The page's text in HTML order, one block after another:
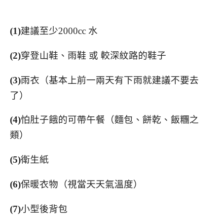
(1)建議至少2000cc 水
(2)穿登山鞋、雨鞋 或 較深紋路的鞋子
(3)雨衣（基本上前一兩天有下雨就建議不要去
了）
(4)怕肚子餓的可帶午餐（麵包、餅乾、飯糰之
類）
(5)衛生紙
(6)保暖衣物（視當天天氣溫度）
(7)小型後背包